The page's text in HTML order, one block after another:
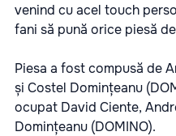
venind cu acel touch
fani să pună orice piesă
Piesa a fost compusă de
și Costel Domințeanu
ocupat David Ciente,
Domințeanu (DOMINO).